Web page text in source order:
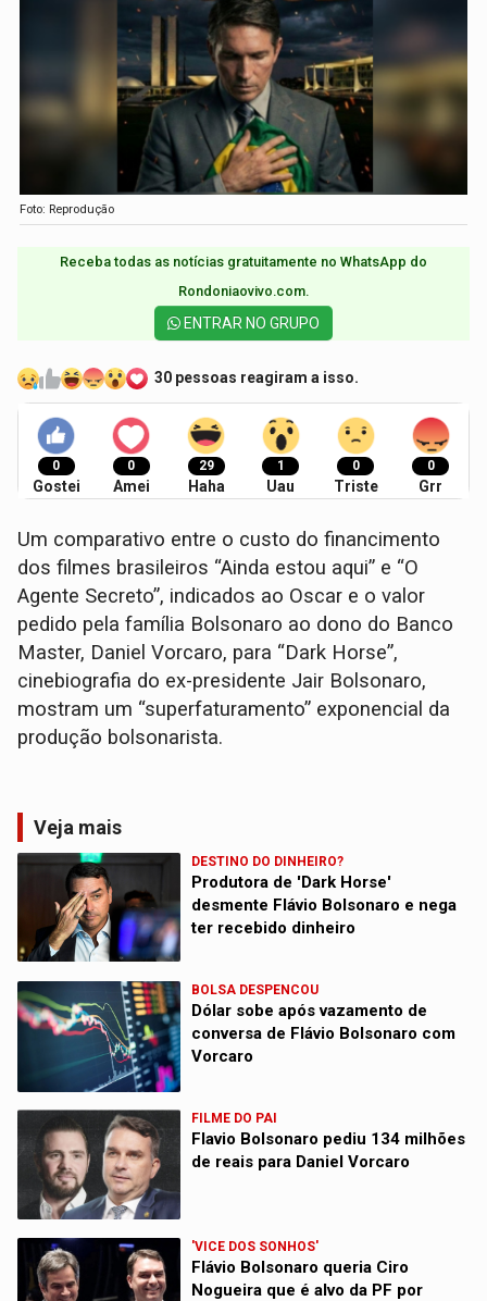
Foto: Reprodução
Receba todas as notícias gratuitamente no WhatsApp do
Rondoniaovivo.com.​
ENTRAR NO GRUPO
30 pessoas reagiram a isso.
0
Gostei
0
Amei
29
Haha
1
Uau
0
Triste
0
Grr
Um comparativo entre o custo do financimento
dos filmes brasileiros “Ainda estou aqui” e “O
Agente Secreto”, indicados ao Oscar e o valor
pedido pela família Bolsonaro ao dono do Banco
Master, Daniel Vorcaro, para “Dark Horse”,
cinebiografia do ex-presidente Jair Bolsonaro,
mostram um “superfaturamento” exponencial da
produção bolsonarista.
Veja mais
DESTINO DO DINHEIRO?
Produtora de 'Dark Horse'
desmente Flávio Bolsonaro e nega
ter recebido dinheiro
BOLSA DESPENCOU
Dólar sobe após vazamento de
conversa de Flávio Bolsonaro com
Vorcaro
FILME DO PAI
Flavio Bolsonaro pediu 134 milhões
de reais para Daniel Vorcaro
'VICE DOS SONHOS'
Flávio Bolsonaro queria Ciro
Nogueira que é alvo da PF por